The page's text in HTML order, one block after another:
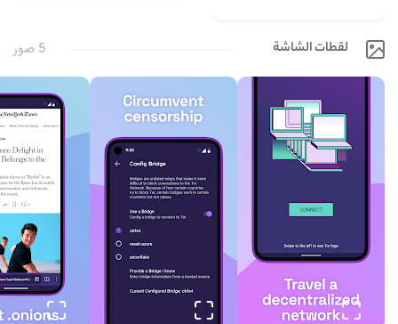
لقطات الشاشة 5 صور